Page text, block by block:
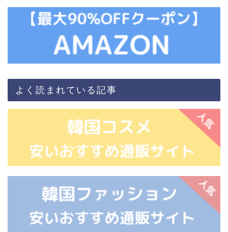
よく読まれている記事